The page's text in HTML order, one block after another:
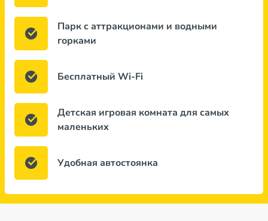
Парк с аттракционами и водными
горками
Бесплатный Wi-Fi
Детская игровая комната для самых
маленьких
Удобная автостоянка